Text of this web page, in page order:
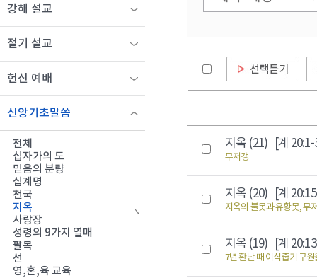
지옥 (21) [계
무저갱
지옥 (20) [계
지옥의 불못과 유황못, 무
지옥 (19) [계
7년 환난 때 이삭줍기 구
강해 설교
절기 설교
헌신 예배
신앙기초말씀
전체
십자가의 도
믿음의 분량
십계명
천국
지옥
사랑장
성령의 9가지 열매
팔복
선
영,혼,육 교육